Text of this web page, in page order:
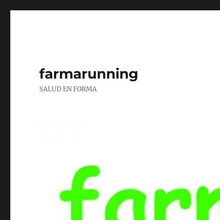
farmarunning
SALUD EN FORMA